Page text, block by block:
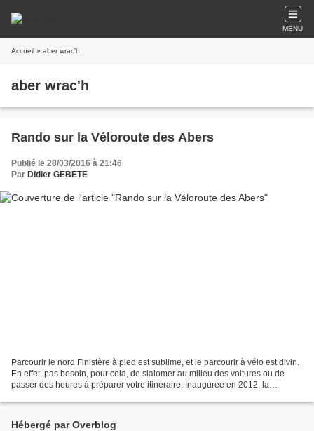
MENU
Accueil » aber wrac'h
aber wrac'h
Rando sur la Véloroute des Abers
Publié le 28/03/2016 à 21:46
Par Didier GEBETE
Parcourir le nord Finistère à pied est sublime, et le parcourir à vélo est divin.
En effet, pas besoin, pour cela, de slalomer au milieu des voitures ou de
passer des heures à préparer votre itinéraire. Inaugurée en 2012, la
Hébergé par Overblog